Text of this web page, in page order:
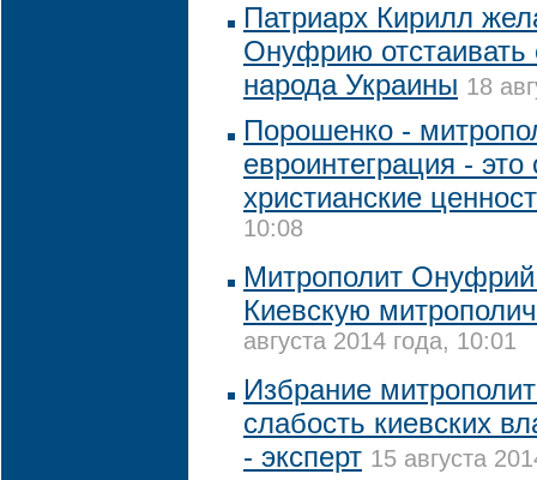
Патриарх Кирилл
Онуфрию отстаивать
народа Украины 18
Порошенко -
евроинтеграция -
христианские
10:08
Митрополит
Киевскую
августа 2014 года, 10:01
Избрание
слабость киевских
- эксперт 15 августа